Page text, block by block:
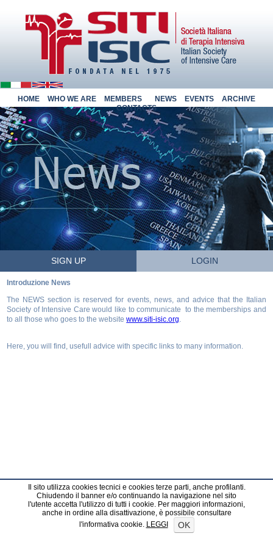
Il sito utilizza cookies tecnici e cookies terze parti, anche profilanti.
Chiudendo il banner e/o continuando la navigazione nel sito
l'utente accetta l'utilizzo di tutti i cookie. Per maggiori informazioni,
anche in ordine alla disattivazione, è possibile consultare
l'informativa cookie. LEGGI OK
HOME WHO WE ARE MEMBERS NEWS EVENTS
ARCHIVE
CONTACTS
SIGN UP LOGIN
Introduzione News
The NEWS section is reserved for events, news, and advice that the Italian
Society of Intensive Care would like to communicate to the memberships and
to all those who goes to the websitewww.siti-isic.org.
Here, you will find, usefull advice with specific links to many information.